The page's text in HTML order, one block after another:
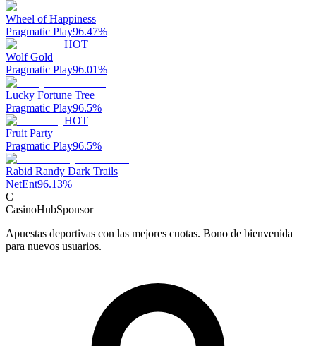
Wheel of Happiness
Pragmatic Play96.47%
HOT
Wolf Gold
Pragmatic Play96.01%
Lucky Fortune Tree
Pragmatic Play96.5%
HOT
Fruit Party
Pragmatic Play96.5%
Rabid Randy Dark Trails
NetEnt96.13%
C
CasinoHubSponsor
Apuestas deportivas con las mejores cuotas. Bono de bienvenida
para nuevos usuarios.